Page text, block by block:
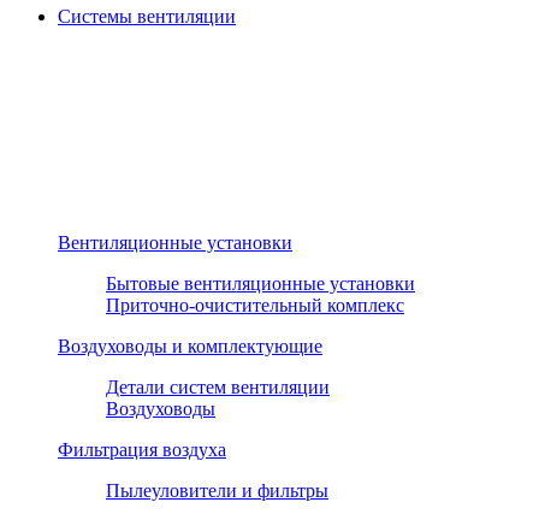
Системы вентиляции
Вентиляционные установки
Бытовые вентиляционные установки
Приточно-очистительный комплекс
Воздуховоды и комплектующие
Детали систем вентиляции
Воздуховоды
Фильтрация воздуха
Пылеуловители и фильтры